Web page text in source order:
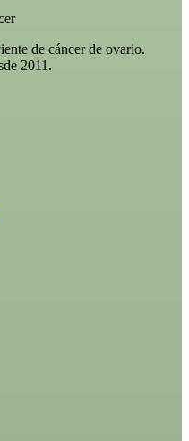
de cáncer de ovario.
2011.